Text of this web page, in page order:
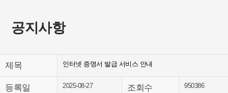
공지사항
제목 인터넷 증명서 발급 서비스 안내
등록일 2025-08-27 조회수 950386